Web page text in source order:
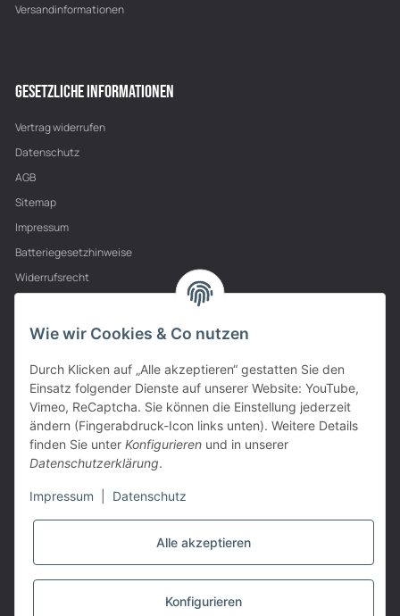
Versandinformationen
GESETZLICHE INFORMATIONEN
Vertrag widerrufen
Datenschutz
AGB
Sitemap
Impressum
Batteriegesetzhinweise
Widerrufsrecht
PARTNER
VERTRAG WIDERRUFEN
Wie wir Cookies & Co nutzen
Durch Klicken auf „Alle akzeptieren“ gestatten Sie den
Einsatz folgender Dienste auf unserer Website: YouTube,
Vimeo, ReCaptcha. Sie können die Einstellung jederzeit
ändern (Fingerabdruck-Icon links unten). Weitere Details
finden Sie unter Konfigurieren und in unserer
Datenschutzerklärung.
Impressum Datenschutz
Alle akzeptieren
Konfigurieren